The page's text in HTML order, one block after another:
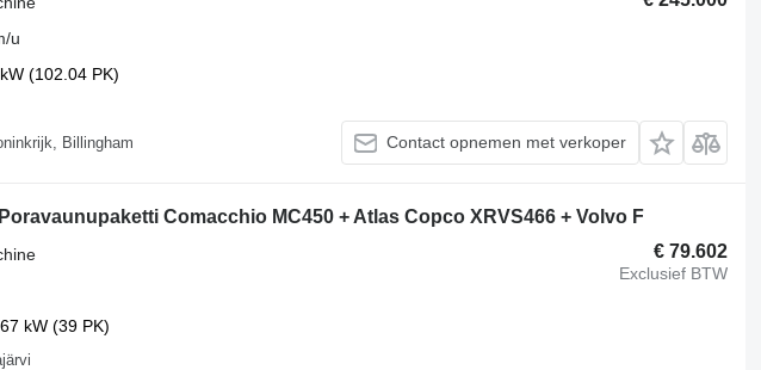
u
(102.04 PK)
Billingham Contact opnemen met verkoper
Comacchio MC450 + Atlas Copco XRVS466 + Volvo F
€ 79.602
Exclusief BTW
kW (39 PK)